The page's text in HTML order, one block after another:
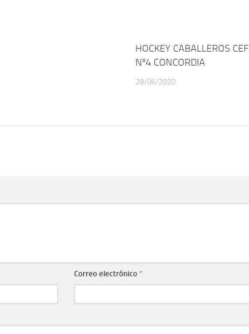
HOCKEY CABALLEROS CEF
Nº4 CONCORDIA
28/06/2020
Correo electrónico *